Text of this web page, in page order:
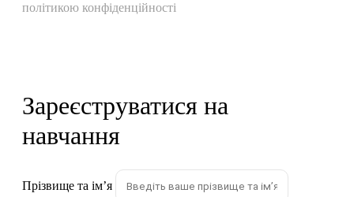
політикою конфіденційності
Зареєструватися на
навчання
Прізвище та імʼя